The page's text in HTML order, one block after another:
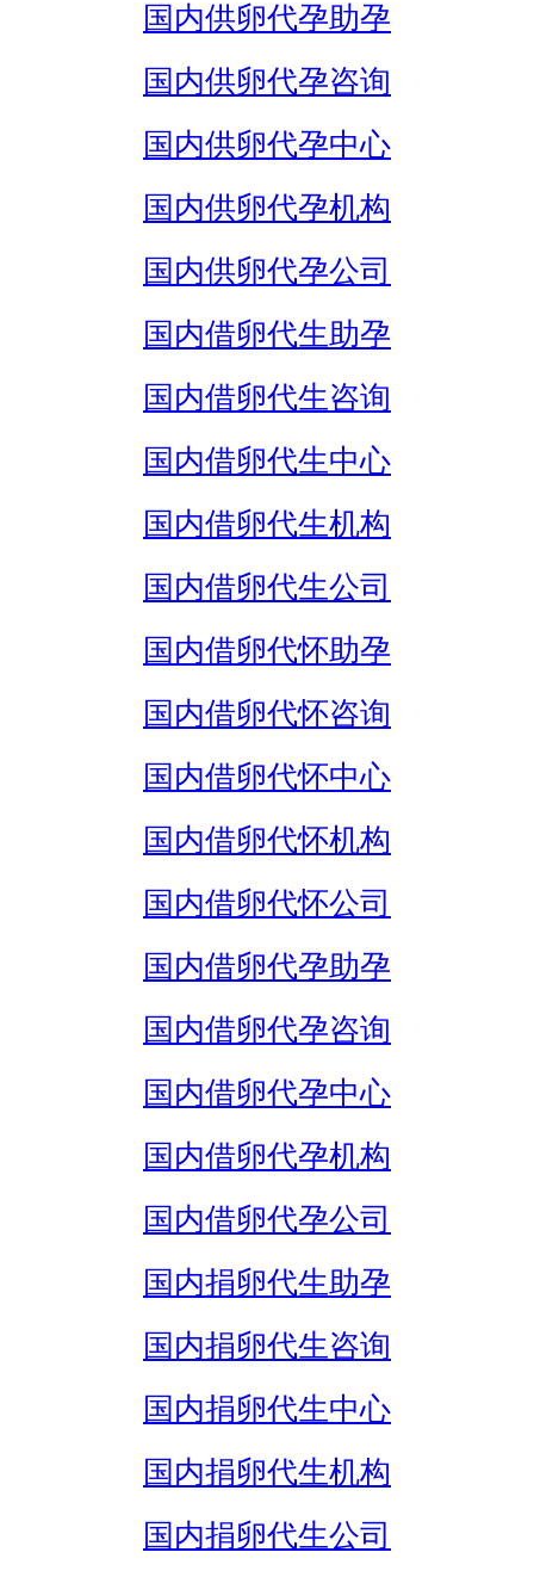
国内供卵代孕助孕
国内供卵代孕咨询
国内供卵代孕中心
国内供卵代孕机构
国内供卵代孕公司
国内借卵代生助孕
国内借卵代生咨询
国内借卵代生中心
国内借卵代生机构
国内借卵代生公司
国内借卵代怀助孕
国内借卵代怀咨询
国内借卵代怀中心
国内借卵代怀机构
国内借卵代怀公司
国内借卵代孕助孕
国内借卵代孕咨询
国内借卵代孕中心
国内借卵代孕机构
国内借卵代孕公司
国内捐卵代生助孕
国内捐卵代生咨询
国内捐卵代生中心
国内捐卵代生机构
国内捐卵代生公司